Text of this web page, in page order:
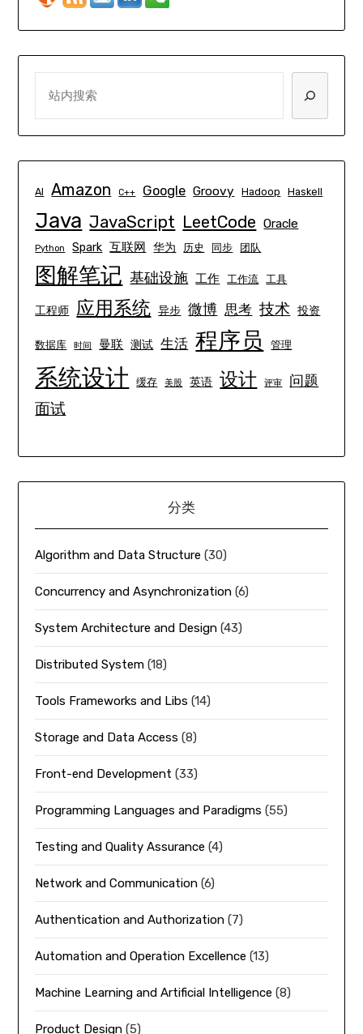
AI Amazon C++ Google Groovy Hadoop Haskell
Java JavaScript LeetCode Oracle
Python Spark 互联网 华为 历史 同步 团队
图解笔记 基础设施 工作 工作流 工具
工程师 应用系统 异步 微博 思考 技术 投资
数据库 时间 曼联 测试 生活 程序员 管理
系统设计 缓存 美股 英语 设计 评审 问题
面试
分类
Algorithm and Data Structure (30)
Concurrency and Asynchronization (6)
System Architecture and Design (43)
Distributed System (18)
Tools Frameworks and Libs (14)
Storage and Data Access (8)
Front-end Development (33)
Programming Languages and Paradigms (55)
Testing and Quality Assurance (4)
Network and Communication (6)
Authentication and Authorization (7)
Automation and Operation Excellence (13)
Machine Learning and Artificial Intelligence (8)
Product Design (5)